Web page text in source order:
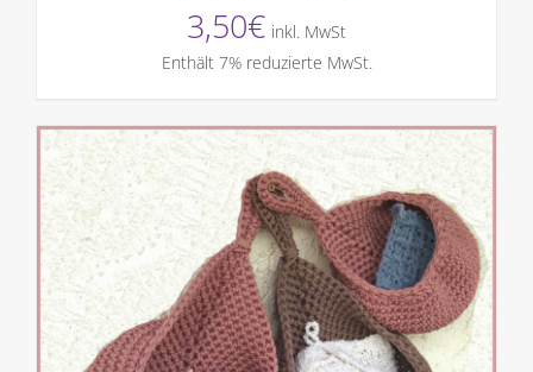
3,50€ inkl. MwSt
Enthält 7% reduzierte MwSt.